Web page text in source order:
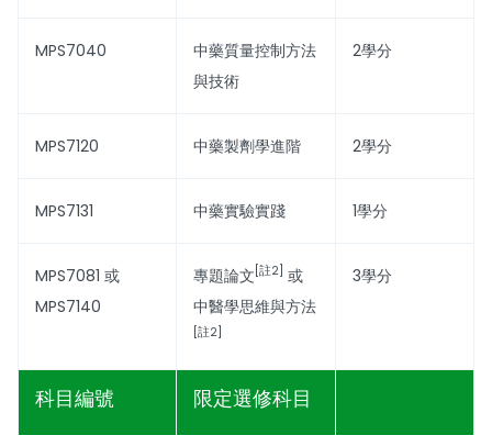
MPS7040
中藥質量控制方法
與技術
2學分
MPS7120 中藥製劑學進階 2學分
MPS7131 中藥實驗實踐 1學分
MPS7081 或
MPS7140
專題論文 [註2] 或
中醫學思維與方法
[註2]
3學分
科目編號 限定選修科目